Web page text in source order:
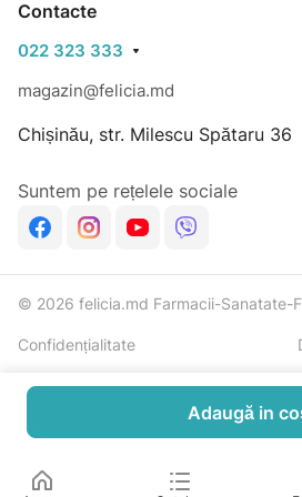
Contacte
022 323 333
magazin@felicia.md
Chișinău, str. Milescu Spătaru 36
Suntem pe rețelele sociale
© 2026 felicia.md Farmacii-Sanatate-
Confidențialitate
Adaugă in